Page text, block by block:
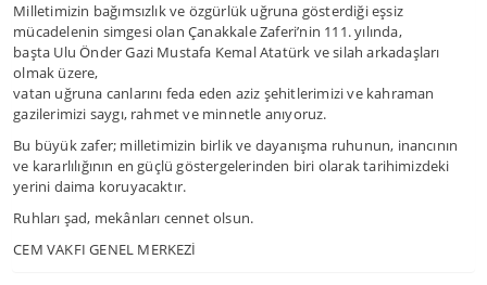
Milletimizin bağımsızlık ve özgürlük uğruna gösterdiği eşsiz
mücadelenin simgesi olan Çanakkale Zaferi’nin 111. yılında,
başta Ulu Önder Gazi Mustafa Kemal Atatürk ve silah arkadaşları
olmak üzere,
vatan uğruna canlarını feda eden aziz şehitlerimizi ve kahraman
gazilerimizi saygı, rahmet ve minnetle anıyoruz.
Bu büyük zafer; milletimizin birlik ve dayanışma ruhunun, inancının
ve kararlılığının en güçlü göstergelerinden biri olarak tarihimizdeki
yerini daima koruyacaktır.
Ruhları şad, mekânları cennet olsun.
CEM VAKFI GENEL MERKEZİ